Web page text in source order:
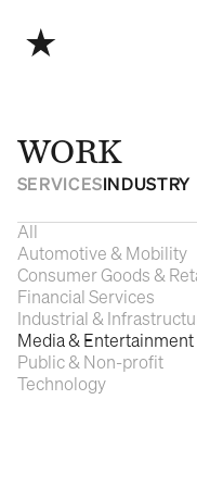
WORK
SERVICES INDUSTRY
All
Automotive & Mobility
Consumer Goods &
Financial Services
Industrial &
Media & Entertainment
Public & Non-profit
Technology